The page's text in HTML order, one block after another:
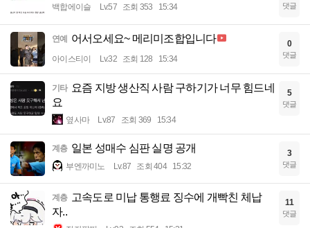
백합에이슬 Lv.57 조회 353 15:34 댓글
연예 어서오세요~ 메리미조합입니다
아이스티이 Lv.32 조회 128 15:34
0
댓글
기타 요즘 지방 생산직 사람 구하기가 너무 힘드네
요
옆사마 Lv.87 조회 369 15:34
5
댓글
계층 일본 성매수 심판 실명 공개
부엔까미노 Lv.87 조회 404 15:32
3
댓글
계층 고속도로 미납 통행료 징수에 개빡친 체납
자..
11
댓글